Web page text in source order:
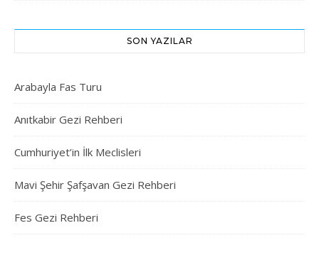
SON YAZILAR
Arabayla Fas Turu
Anıtkabir Gezi Rehberi
Cumhuriyet’in İlk Meclisleri
Mavi Şehir Şafşavan Gezi Rehberi
Fes Gezi Rehberi